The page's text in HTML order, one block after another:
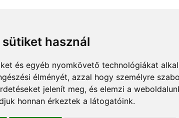
használ
és egyéb nyomkövető technológiákat
élményét, azzal hogy személyre
jelenít meg, és elemzi a
honnan érkeztek a látogatóink.
között vásárlóink minden virággal